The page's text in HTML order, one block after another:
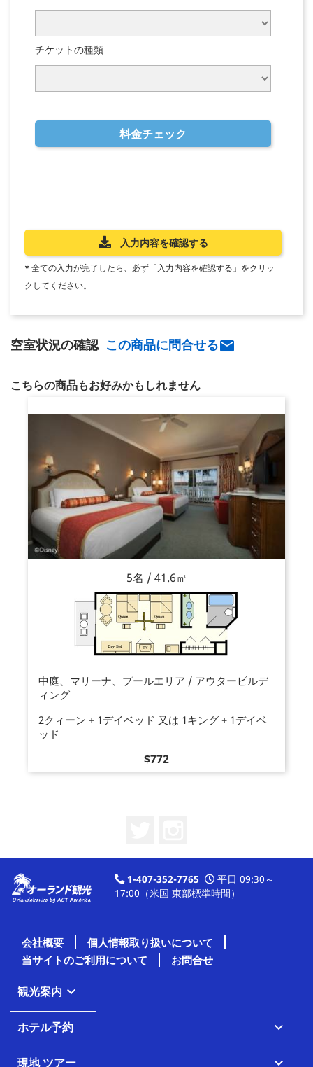
チケットの種類
料金チェック
入力内容を確認する
* 全ての入力が完了したら、必ず「入力内容を確認する」をクリッ
クしてください。
空室状況の確認 この商品に問合せる
こちらの商品もお好みかもしれません
5名 / 41.6㎡
中庭、マリーナ、プールエリア / アウタービルデ
ィング
2クィーン + 1デイベッド 又は 1キング + 1デイベ
ッド
価
格
$772
1-407-352-7765
平日 09:30～
17:00（米国 東部標準時間）
会社概要
個人情報取り扱いについて
当サイトのご利用について
お問合せ
観光案内 
ホテル予約 
現地 ツアー 